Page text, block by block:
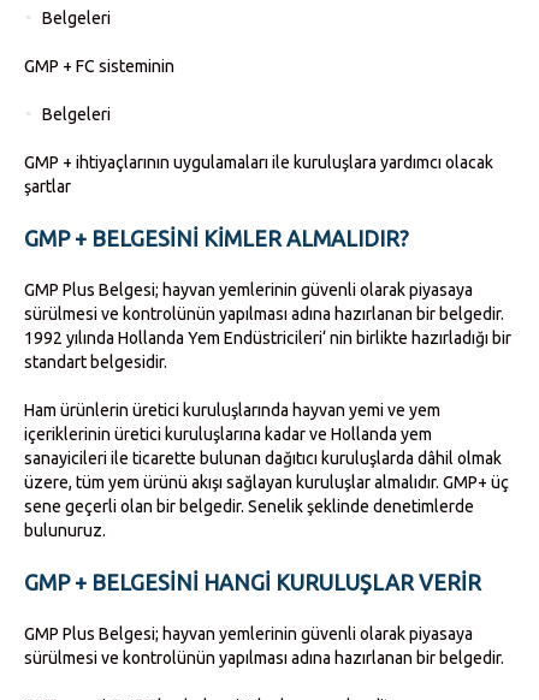
Belgeleri
GMP + FC sisteminin
Belgeleri
GMP + ihtiyaçlarının uygulamaları ile kuruluşlara yardımcı olacak
şartlar
GMP + BELGESINI KIMLER ALMALIDIR?
GMP Plus Belgesi; hayvan yemlerinin güvenli olarak piyasaya
sürülmesi ve kontrolünün yapılması adına hazırlanan bir belgedir.
1992 yılında Hollanda Yem Endüstricileri‘ nin birlikte hazırladığı bir
standart belgesidir.
Ham ürünlerin üretici kuruluşlarında hayvan yemi ve yem
içeriklerinin üretici kuruluşlarına kadar ve Hollanda yem
sanayicileri ile ticarette bulunan dağıtıcı kuruluşlarda dâhil olmak
üzere, tüm yem ürünü akışı sağlayan kuruluşlar almalıdır. GMP+ üç
sene geçerli olan bir belgedir. Senelik şeklinde denetimlerde
bulunuruz.
GMP + BELGESINI HANGI KURULUŞLAR VERIR
GMP Plus Belgesi; hayvan yemlerinin güvenli olarak piyasaya
sürülmesi ve kontrolünün yapılması adına hazırlanan bir belgedir.